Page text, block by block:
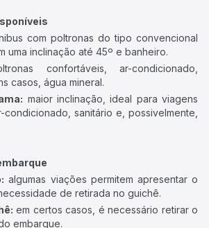
com poltronas do tipo convencional
uma inclinação até 45º e banheiro.
confortáveis, ar-condicionado,
casos, água mineral.
maior inclinação, ideal para viagens
condicionado, sanitário e, possivelmente,
algumas viações permitem apresentar o
de retirada no guichê.
em certos casos, é necessário retirar o
embarque.